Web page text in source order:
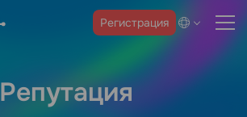
Регистрация
Репутация